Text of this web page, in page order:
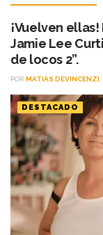
¡Vuelven
Jamie Lee
de locos 2”.
POR MATIAS DEVINCENZI
DESTACADO